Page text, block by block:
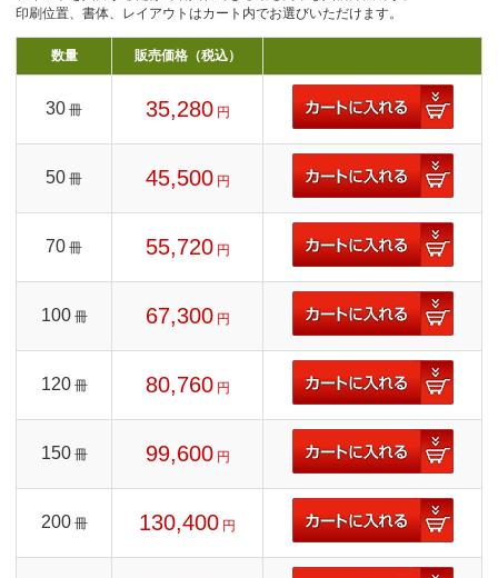
印刷位置、書体、レイアウトはカート内でお選びいただけます。
数量 販売価格（税込）
30 冊 35,280 円
50 冊 45,500 円
70 冊 55,720 円
100 冊 67,300 円
120 冊 80,760 円
150 冊 99,600 円
200 冊 130,400 円